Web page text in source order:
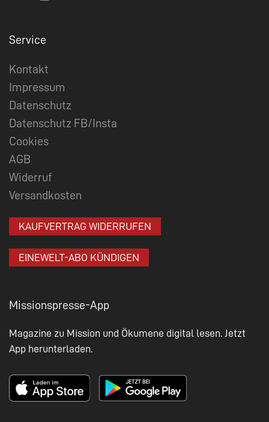
Service
Kontakt
Impressum
Datenschutz
Datenschutz FB/Insta
Cookies
AGB
Widerruf
Versandkosten
KAUFVERTRAG WIDERRUFEN
EINEWELT-ABO KÜNDIGEN
Missionspresse-App
Magazine zu Mission und Ökumene digital lesen. Jetzt
App herunterladen.